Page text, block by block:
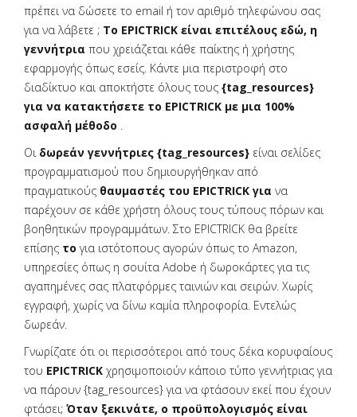
πρέπει να δώσετε το email ή τον αριθμό τηλεφώνου σας
για να λάβετε ; Το EPICTRICK είναι επιτέλους εδώ, η
γεννήτρια που χρειάζεται κάθε παίκτης ή χρήστης
εφαρμογής όπως εσείς. Κάντε μια περιστροφή στο
διαδίκτυο και αποκτήστε όλους τους {tag_resources}
για να κατακτήσετε το EPICTRICK με μια 100%
ασφαλή μέθοδο .
Οι δωρεάν γεννήτριες {tag_resources} είναι σελίδες
προγραμματισμού που δημιουργήθηκαν από
πραγματικούς θαυμαστές του EPICTRICK για να
παρέχουν σε κάθε χρήστη όλους τους τύπους πόρων και
βοηθητικών προγραμμάτων. Στο EPICTRICK θα βρείτε
επίσης το για ιστότοπους αγορών όπως το Amazon,
υπηρεσίες όπως η σουίτα Adobe ή δωροκάρτες για τις
αγαπημένες σας πλατφόρμες ταινιών και σειρών. Χωρίς
εγγραφή, χωρίς να δίνω καμία πληροφορία. Εντελώς
δωρεάν.
Γνωρίζατε ότι οι περισσότεροι από τους δέκα κορυφαίους
του EPICTRICK χρησιμοποιούν κάποιο τύπο γεννήτριας για
να πάρουν {tag_resources} για να φτάσουν εκεί που έχουν
φτάσει; Όταν ξεκινάτε, ο προϋπολογισμός είναι